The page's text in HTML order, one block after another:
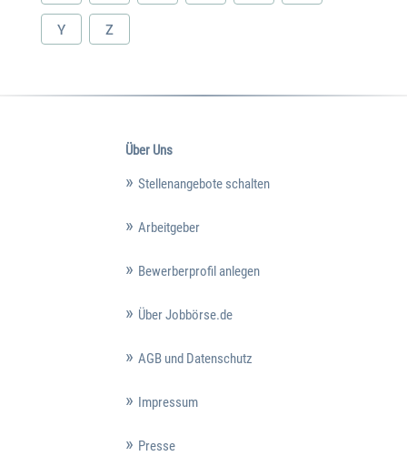
Y Z
Über Uns
Stellenangebote schalten
Arbeitgeber
Bewerberprofil anlegen
Über Jobbörse.de
AGB und Datenschutz
Impressum
Presse